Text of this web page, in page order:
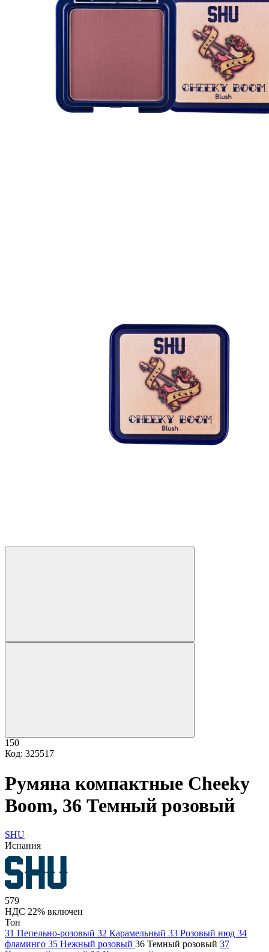
150
Код: 325517
Румяна компактные Cheeky
Boom, 36 Темный розовый
SHU
Испания
579
НДС 22% включен
Тон
31 Пепельно-розовый 32 Карамельный 33 Розовый нюд 34
фламинго 35 Нежный розовый 36 Темный розовый 37